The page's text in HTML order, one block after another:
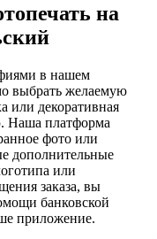
на
в нашем
выбрать желаемую
или декоративная
Наша платформа
фото или
дополнительные
или
заказа, вы
банковской
приложение.